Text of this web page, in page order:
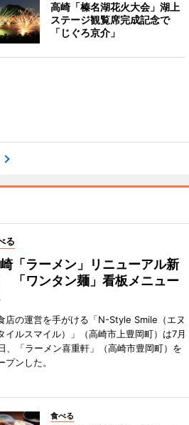
高崎「榛名湖花火大会」湖上
ステージ観覧席完成記念で
「じぐろ京介」
る
「ラーメン」リニューアル新
「ワンタン麺」看板メニュー
店の運営を手がける「N-Style Smile（エヌ
イルスマイル）」（高崎市上豊岡町）は7月
、「ラーメン喜重軒」（高崎市豊岡町）を
プンした。
食べる